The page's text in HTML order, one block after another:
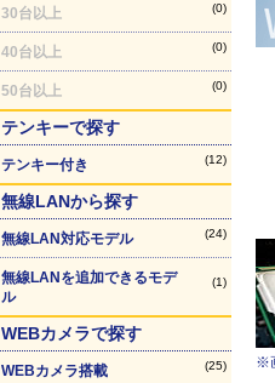
30台以上 (0)
40台以上 (0)
50台以上 (0)
テンキーで探す
テンキー付き (12)
無線LANから探す
無線LAN対応モデル (24)
無線LANを追加できるモデ
ル
(1)
WEBカメラで探す
WEBカメラ搭載 (25) ※